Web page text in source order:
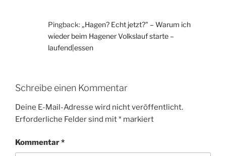
Pingback: „Hagen? Echt jetzt?" – Warum ich
wieder beim Hagener Volkslauf starte –
laufend|essen
Schreibe einen Kommentar
Deine E-Mail-Adresse wird nicht veröffentlicht.
Erforderliche Felder sind mit* markiert
Kommentar*